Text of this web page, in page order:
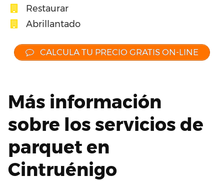
Restaurar
Abrillantado
CALCULA TU PRECIO GRATIS ON-LINE
Más información
sobre los servicios de
parquet en
Cintruénigo